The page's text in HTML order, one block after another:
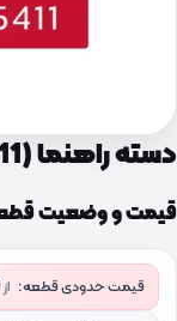
دسته راهنما (934102M111)
قیمت و وضعیت
قیمت حدودی قطعه: از